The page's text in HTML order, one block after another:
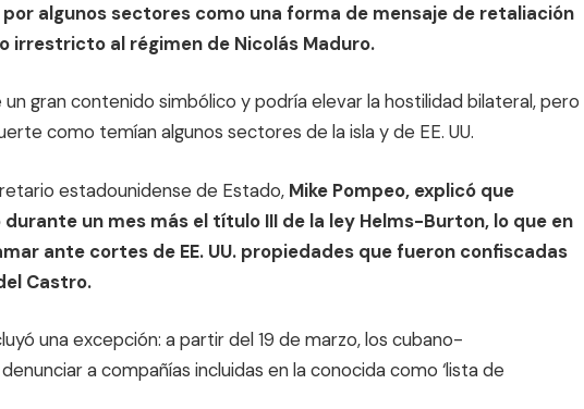
algunos sectores como una forma de mensaje de retaliación
irrestricto al régimen de Nicolás Maduro.
un gran contenido simbólico y podría elevar la hostilidad bilateral, pero
como temían algunos sectores de la isla y de EE. UU.
estadounidense de Estado, Mike Pompeo, explicó que
un mes más el título III de la ley Helms-Burton, lo que en
ante cortes de EE. UU. propiedades que fueron confiscadas
Castro.
una excepción: a partir del 19 de marzo, los cubano-
a compañías incluidas en la conocida como ‘lista de